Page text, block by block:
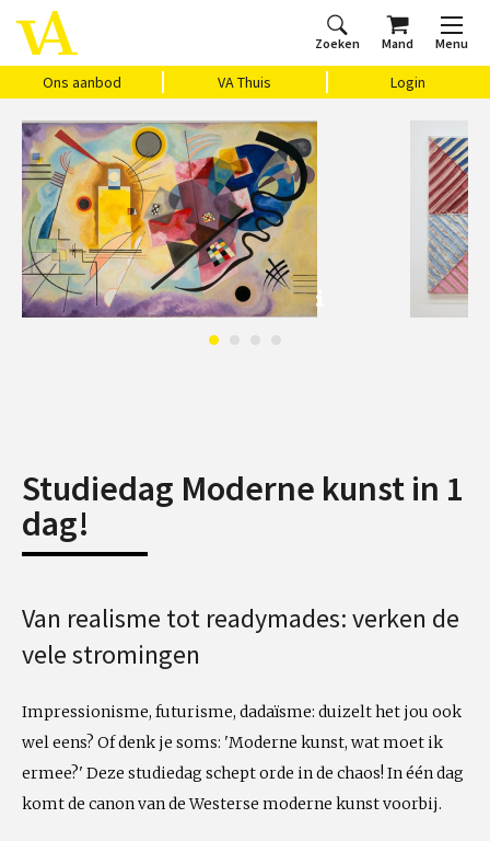
Zoeken Mand Menu
Ons aanbod VA Thuis Login
Home
Ons aanbod
Agenda
VAthuis
Over ons
Vragen?
Cadeaubon
Studiedag Moderne kunst in 1
dag!
Van realisme tot readymades: verken de
vele stromingen
Impressionisme, futurisme, dadaïsme: duizelt het jou ook
wel eens? Of denk je soms: 'Moderne kunst, wat moet ik
ermee?' Deze studiedag schept orde in de chaos! In één dag
komt de canon van de Westerse moderne kunst voorbij.